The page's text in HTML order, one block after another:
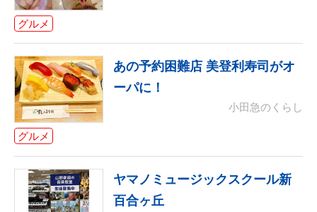
グルメ
グルメ
あの予約困難店 美登利寿司がオ
ーパに！
小田急のくらし
ヤマノミュージックスクール新
百合ヶ丘